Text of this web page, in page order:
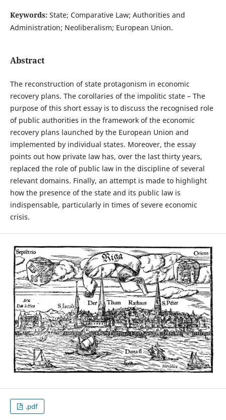
Keywords: State; Comparative Law; Authorities and
Administration; Neoliberalism; European Union.
Abstract
The reconstruction of state protagonism in economic
recovery plans. The corollaries of the impolitic state – The
purpose of this short essay is to discuss the recognised role
of public authorities in the framework of the economic
recovery plans launched by the European Union and
implemented by individual states. Moreover, the essay
points out how private law has, over the last thirty years,
replaced the role of public law in the discipline of several
relevant domains. Finally, an attempt is made to highlight
how the presence of the state and its public law is
indispensable, particularly in times of severe economic
crisis.
.pdf